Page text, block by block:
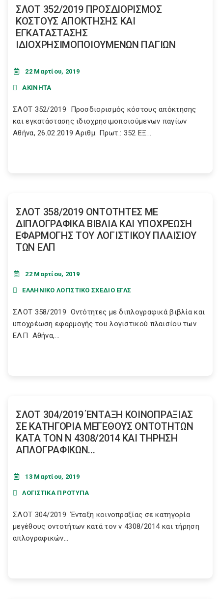
ΣΛΟΤ 352/2019 ΠΡΟΣΔΙΟΡΙΣΜΟΣ
ΚΟΣΤΟΥΣ ΑΠΟΚΤΗΣΗΣ ΚΑΙ
ΕΓΚΑΤΑΣΤΑΣΗΣ
ΙΔΙΟΧΡΗΣΙΜΟΠΟΙΟΥΜΕΝΩΝ ΠΑΓΙΩΝ
22 Μαρτίου, 2019
ΑΚΙΝΗΤΑ
ΣΛΟΤ 352/2019 Προσδιορισμός κόστους απόκτησης
και εγκατάστασης ιδιοχρησιμοποιούμενων παγίων
Αθήνα, 26.02.2019 Αριθμ. Πρωτ.: 352 ΕΞ...
ΣΛΟΤ 358/2019 ΟΝΤΟΤΗΤΕΣ ΜΕ
ΔΙΠΛΟΓΡΑΦΙΚΑ ΒΙΒΛΙΑ ΚΑΙ ΥΠΟΧΡΕΩΣΗ
ΕΦΑΡΜΟΓΗΣ ΤΟΥ ΛΟΓΙΣΤΙΚΟΥ ΠΛΑΙΣΙΟΥ
ΤΩΝ ΕΛΠ
22 Μαρτίου, 2019
ΕΛΛΗΝΙΚΟ ΛΟΓΙΣΤΙΚΟ ΣΧΕΔΙΟ ΕΓΛΣ
ΣΛΟΤ 358/2019 Οντότητες με διπλογραφικά βιβλία και
υποχρέωση εφαρμογής του λογιστικού πλαισίου των
ΕΛΠ Αθήνα,...
ΣΛΟΤ 304/2019 ΈΝΤΑΞΗ ΚΟΙΝΟΠΡΑΞΙΑΣ
ΣΕ ΚΑΤΗΓΟΡΙΑ ΜΕΓΕΘΟΥΣ ΟΝΤΟΤΗΤΩΝ
ΚΑΤΑ ΤΟΝ Ν 4308/2014 ΚΑΙ ΤΗΡΗΣΗ
ΑΠΛΟΓΡΑΦΙΚΩΝ...
13 Μαρτίου, 2019
ΛΟΓΙΣΤΙΚΑ ΠΡΟΤΥΠΑ
ΣΛΟΤ 304/2019 Ένταξη κοινοπραξίας σε κατηγορία
μεγέθους οντοτήτων κατά τον ν 4308/2014 και τήρηση
απλογραφικών...